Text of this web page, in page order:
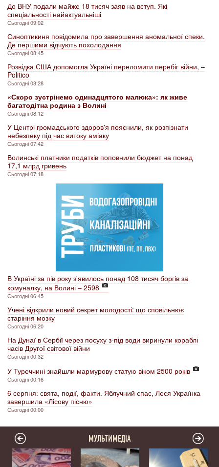
До ВНУ подали майже 18 тисяч заяв на вступ. Які
спеціальності найактуальніші
Сьогодні 09:02
Синоптикиня повідомила про завершення аномальної спеки.
Де першими відчують похолодання
Сьогодні 08:45
Розвідка США допомогла Україні переломити перебіг війни, –
Politico
Сьогодні 08:28
«Скоро зустрінемо одинадцятого малюка»: як живе
багатодітна родина з Волині
Сьогодні 08:12
У Центрі громадського здоров'я пояснили, як розпізнати
небезпеку під час витоку аміаку
Сьогодні 07:42
Волинські платники податків поповнили бюджет на понад
17,1 млрд гривень
Сьогодні 07:18
В Україні за пів року з'явилось понад 108 тисяч боргів за
комуналку, на Волині – 2598
Сьогодні 06:45
Учені відкрили новий секрет молодості: що сповільнює
старіння мозку
Сьогодні 06:20
На Дунаї в Сербії через посуху з-під води виринули кораблі
часів Другої світової війни
Сьогодні 00:32
У Туреччині знайшли мармурову статую віком 2500 років
Сьогодні 00:16
6 серпня: свята, події, факти. Яблучний спас, Леся Українка
завершила «Лісову пісню»
Сьогодні 00:00
МУЛЬТИМЕДІА